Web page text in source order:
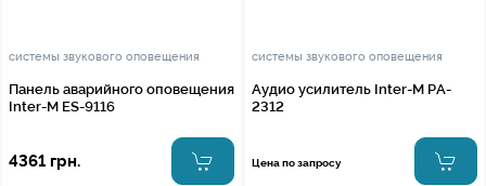
системы звукового оповещения
Панель аварийного оповещения
Inter-M ES-9116
4361 грн.
системы звукового оповещения
Аудио усилитель Inter-M PA-
2312
Цена по запросу